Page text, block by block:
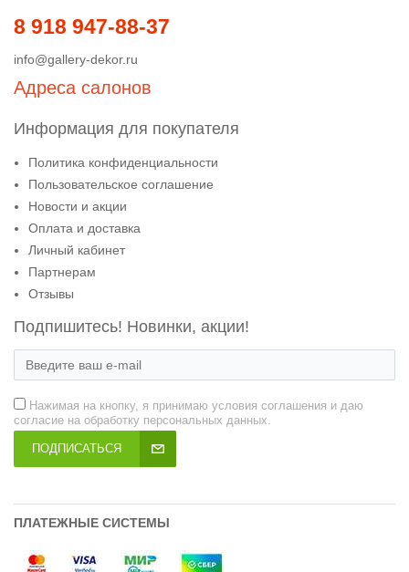
8 918 947-88-37
info@gallery-dekor.ru
Адреса салонов
Информация для покупателя
Политика конфиденциальности
Пользовательское соглашение
Новости и акции
Оплата и доставка
Личный кабинет
Партнерам
Отзывы
Подпишитесь! Новинки, акции!
Нажимая на кнопку, я принимаю условия соглашения и даю
согласие на обработку персональных данных.
ПОДПИСАТЬСЯ
ПЛАТЕЖНЫЕ СИСТЕМЫ